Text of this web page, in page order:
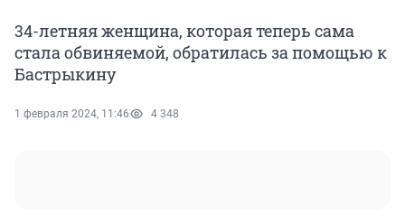
34-летняя женщина, которая теперь сама
стала обвиняемой, обратилась за помощью к
Бастрыкину
1 февраля 2024, 11:46 4 348